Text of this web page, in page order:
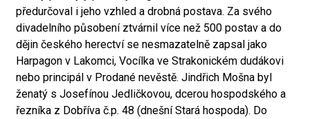
předurčoval i jeho vzhled a drobná postava. Za svého
divadelního působení ztvárnil více než 500 postav a do
dějin českého herectví se nesmazatelně zapsal jako
Harpagon v Lakomci, Vocílka ve Strakonickém dudákovi
nebo principál v Prodané nevěstě. Jindřich Mošna byl
ženatý s Josefínou Jedličkovou, dcerou hospodského a
řezníka z Dobříva č.p. 48 (dnešní Stará hospoda). Do